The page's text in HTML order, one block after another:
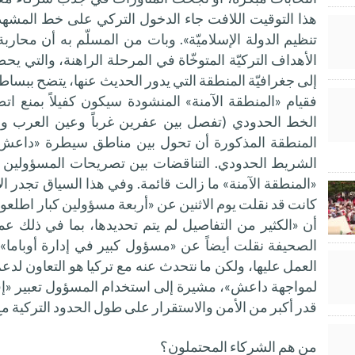
هذا التوقيت اللافت جاء الدخول التركي على خط
تنظيم الدولة الإسلاميّة». وبات من المسلّم به أن
الأهداف التركيّة المتوخّاة في المرحلة الراهنة، والتي
إلى جغرافيّة المنطقة التي يدور الحديث عنها، يتضح
فقيام «المنطقة الآمنة» المنشودة سيكون كفيلاً
الخط الحدودي (تفصل بين عفرين غرباً وعين
المنطقة المذكورة أن تحول بين مناطق سيطرة
الشريط الحدودي. التناقضات بين تصريحات
«المنطقة الآمنة» ما زالت قائمة. وفي هذا السياق تجدر
كانت قد نقلت يوم الاثنين عن «أربعة مسؤولين كبار
أن «الكثير من التفاصيل لم يتم تحديدها، بما في
الصحيفة نقلت أيضاً عن «مسؤول كبير في إدارة
العمل عليها، ولكن ما نتحدث عنه مع تركيا هو
لمواجهة داعش»، مشيرة إلى استخدام المسؤول تعبير
قدر أكبر من الأمن والاستقرار على طول الحدود التركية
من هم الشركاء المحتملون؟